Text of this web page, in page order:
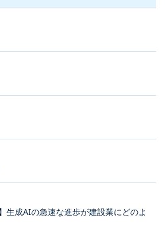
生成AIの急速な進歩が建設業にどのよ